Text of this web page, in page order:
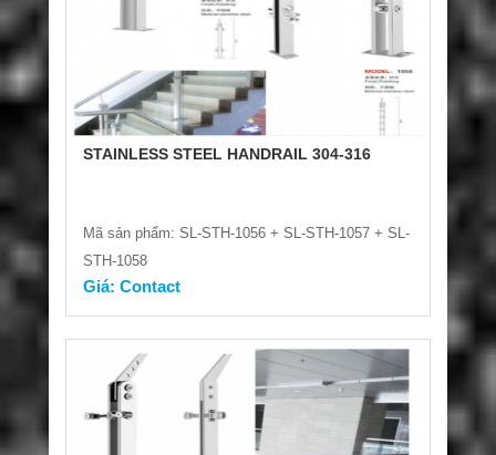
STAINLESS STEEL HANDRAIL 304-316
Mã sản phẩm: SL-STH-1056 + SL-STH-1057 + SL-
STH-1058
Giá: Contact